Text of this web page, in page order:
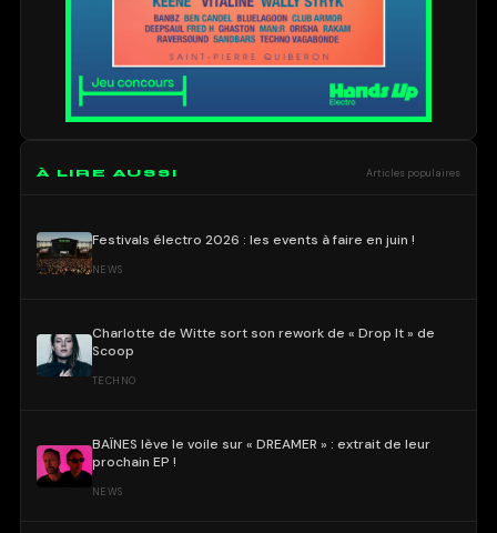
À LIRE AUSSI Articles populaires
Festivals électro 2026 : les events à faire en juin !
NEWS
Charlotte de Witte sort son rework de « Drop It » de
Scoop
TECHNO
BAÏNES lève le voile sur « DREAMER » : extrait de leur
prochain EP !
NEWS